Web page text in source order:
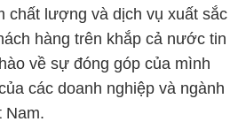
chất lượng và dịch vụ xuất sắc
hàng trên khắp cả nước tin
về sự đóng góp của mình
các doanh nghiệp và ngành
Nam.